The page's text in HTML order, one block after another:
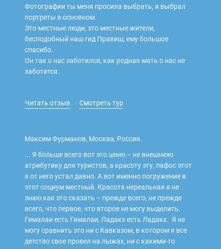
Фотографии ты меня просила выбрать, я выбрал
портреты в основном.
Это местные люди, это местные жители,
бесподобный наш гид Правиш, ему большое
спасибо.
Он так о нас заботился, как родная мать о нас не
заботится.
Читать отзыв Смотреть тур
Максим Фурманов, Москва, Россия.
... Я больше всего вот это ценю – не внешнюю
атрибутику для туристов, а красоту эту, пафос этот
я от него устал давно. А вот именно погружение в
этот социум местный. Красота нереальная я не
знаю как это сказать – прежде всего, не прежде
всего, что первое, что второе не могу выделить.
Гималаи есть Гималаи, Ладакх есть Ладакх. Я не
могу сравнить это ни с Кавказом, в котором я все
детство свое провел на лыжах, ни с какими-то